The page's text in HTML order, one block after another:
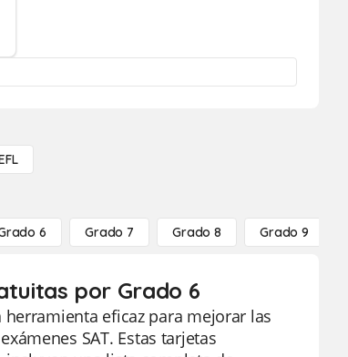
6 Grado 7 Grado 8 Grado 9
por Grado 6
eficaz para mejorar las
SAT. Estas tarjetas